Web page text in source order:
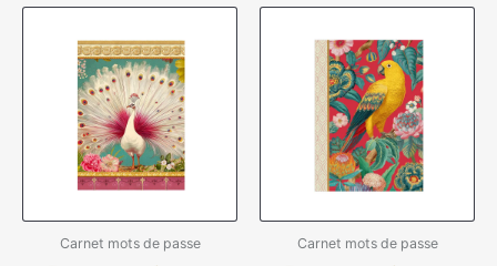
Carnet mots de passe Carnet mots de passe